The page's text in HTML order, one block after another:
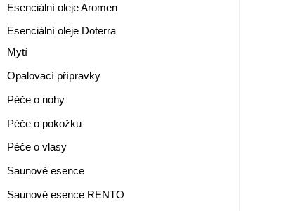
Esenciální oleje Aromen
Esenciální oleje Doterra
Mytí
Opalovací přípravky
Péče o nohy
Péče o pokožku
Péče o vlasy
Saunové esence
Saunové esence RENTO